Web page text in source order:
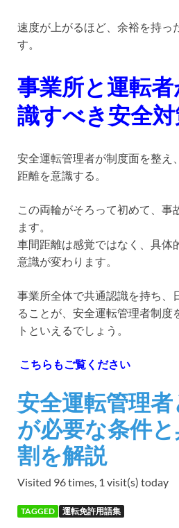
速度が上がるほど、余裕を持っ
す。
事業所と運転
識すべき安全
安全運転管理者が制度面を整え
距離を意識する。
この両輪がそろって初めて、事
ます。
車間距離は感覚ではなく、具体
意識が変わります。
事業所全体で共通認識を持ち、
ることが、安全運転管理者制度
トといえるでしょう。
こちらもご覧ください
安全運転管理
が必要な条件
割を解説
Visited 96 times, 1 visit(s) today
TAGGED 運転免許用語集